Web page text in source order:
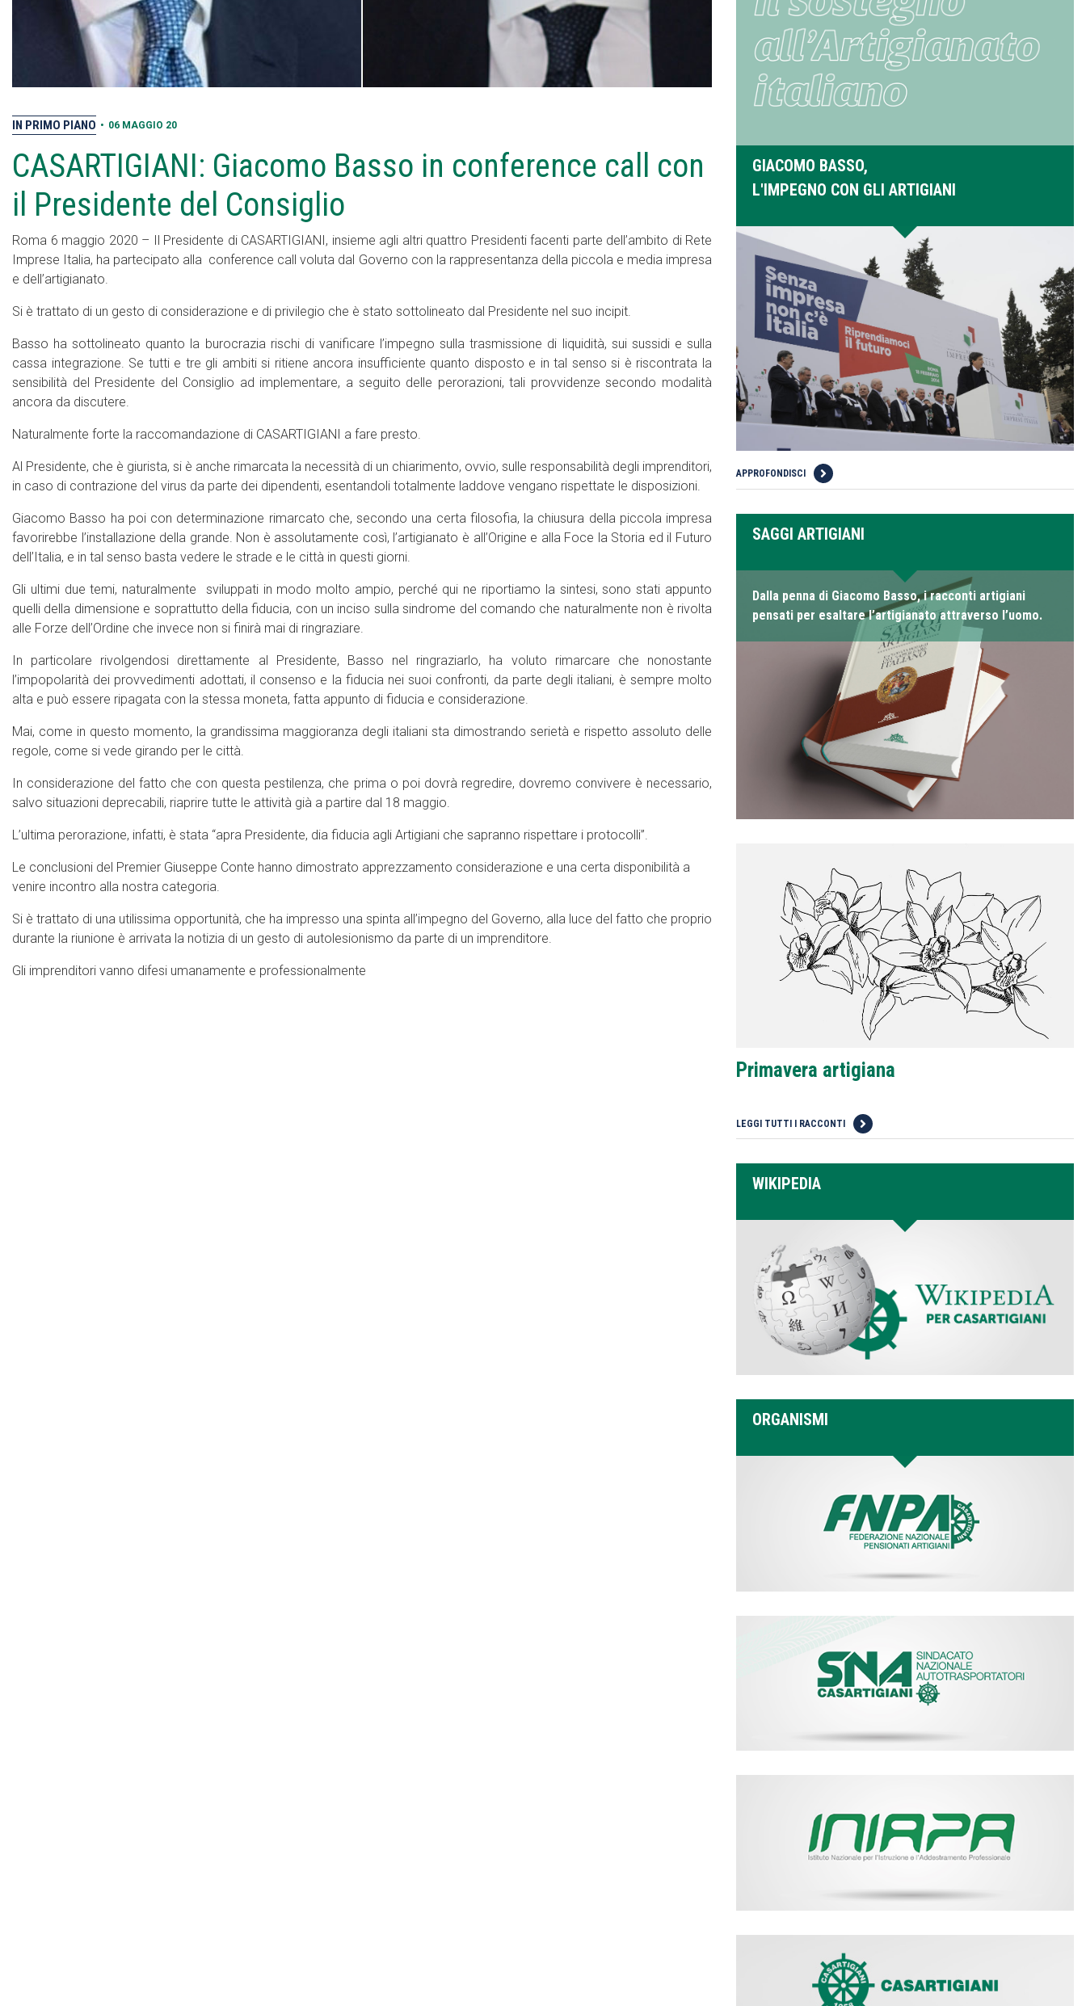
IN PRIMO PIANO • 06 MAGGIO 20
CASARTIGIANI: Giacomo Basso in conference call con
il Presidente del Consiglio
Roma 6 maggio 2020 – Il Presidente di CASARTIGIANI, insieme agli altri quattro Presidenti facenti parte dell’ambito di Rete
Imprese Italia, ha partecipato alla conference call voluta dal Governo con la rappresentanza della piccola e media impresa
e dell’artigianato.
Si è trattato di un gesto di considerazione e di privilegio che è stato sottolineato dal Presidente nel suo incipit.
Basso ha sottolineato quanto la burocrazia rischi di vanificare l’impegno sulla trasmissione di liquidità, sui sussidi e sulla
cassa integrazione. Se tutti e tre gli ambiti si ritiene ancora insufficiente quanto disposto e in tal senso si è riscontrata la
sensibilità del Presidente del Consiglio ad implementare, a seguito delle perorazioni, tali provvidenze secondo modalità
ancora da discutere.
Naturalmente forte la raccomandazione di CASARTIGIANI a fare presto.
Al Presidente, che è giurista, si è anche rimarcata la necessità di un chiarimento, ovvio, sulle responsabilità degli imprenditori,
in caso di contrazione del virus da parte dei dipendenti, esentandoli totalmente laddove vengano rispettate le disposizioni.
Giacomo Basso ha poi con determinazione rimarcato che, secondo una certa filosofia, la chiusura della piccola impresa
favorirebbe l’installazione della grande. Non è assolutamente così, l’artigianato è all’Origine e alla Foce la Storia ed il Futuro
dell’Italia, e in tal senso basta vedere le strade e le città in questi giorni.
Gli ultimi due temi, naturalmente sviluppati in modo molto ampio, perché qui ne riportiamo la sintesi, sono stati appunto
quelli della dimensione e soprattutto della fiducia, con un inciso sulla sindrome del comando che naturalmente non è rivolta
alle Forze dell’Ordine che invece non si finirà mai di ringraziare.
In particolare rivolgendosi direttamente al Presidente, Basso nel ringraziarlo, ha voluto rimarcare che nonostante
l’impopolarità dei provvedimenti adottati, il consenso e la fiducia nei suoi confronti, da parte degli italiani, è sempre molto
alta e può essere ripagata con la stessa moneta, fatta appunto di fiducia e considerazione.
Mai, come in questo momento, la grandissima maggioranza degli italiani sta dimostrando serietà e rispetto assoluto delle
regole, come si vede girando per le città.
In considerazione del fatto che con questa pestilenza, che prima o poi dovrà regredire, dovremo convivere è necessario,
salvo situazioni deprecabili, riaprire tutte le attività già a partire dal 18 maggio.
L’ultima perorazione, infatti, è stata “apra Presidente, dia fiducia agli Artigiani che sapranno rispettare i protocolli”.
Le conclusioni del Premier Giuseppe Conte hanno dimostrato apprezzamento considerazione e una certa disponibilità a
venire incontro alla nostra categoria.
Si è trattato di una utilissima opportunità, che ha impresso una spinta all’impegno del Governo, alla luce del fatto che proprio
durante la riunione è arrivata la notizia di un gesto di autolesionismo da parte di un imprenditore.
Gli imprenditori vanno difesi umanamente e professionalmente
GIACOMO BASSO,
L'IMPEGNO CON GLI ARTIGIANI
APPROFONDISCI
SAGGI ARTIGIANI
Dalla penna di Giacomo Basso, i racconti artigiani
pensati per esaltare l’artigianato attraverso l’uomo.
Primavera artigiana
LEGGI TUTTI I RACCONTI
WIKIPEDIA
ORGANISMI